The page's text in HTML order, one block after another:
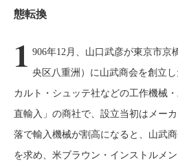
態転換
1 906年12月、山口武彦が東京市京
央区八重洲）に山武商会を創立
カルト・シュッテ社などの工作機械
直輸入」の商社で、設立当初はメー
落で輸入機械が割高になると、山武
を求め、米ブラウン・インストルメ